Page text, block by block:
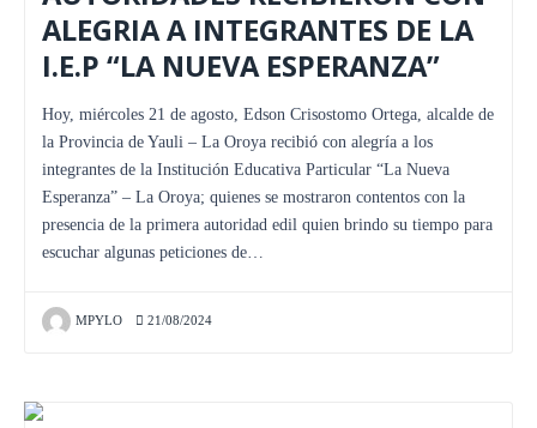
ALEGRIA A INTEGRANTES DE LA
I.E.P “LA NUEVA ESPERANZA”
Hoy, miércoles 21 de agosto, Edson Crisostomo Ortega, alcalde de
la Provincia de Yauli – La Oroya recibió con alegría a los
integrantes de la Institución Educativa Particular “La Nueva
Esperanza” – La Oroya; quienes se mostraron contentos con la
presencia de la primera autoridad edil quien brindo su tiempo para
escuchar algunas peticiones de…
MPYLO 21/08/2024